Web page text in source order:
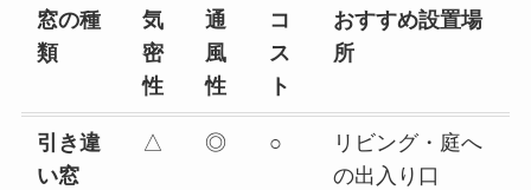
窓の種
類
気
密
性
通
風
性
コ
ス
ト
おすすめ設置場
所
引き違
い窓
△ ◎ ○
リビング・庭へ
の出入り口